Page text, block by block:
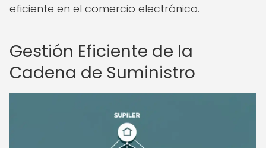
eficiente en el comercio electrónico.
Gestión Eficiente de la
Cadena de Suministro